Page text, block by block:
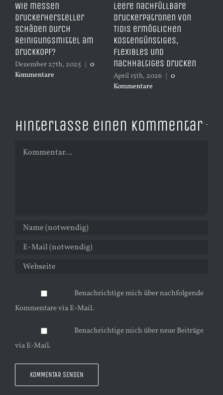
Wie messen
Druckerhersteller
Schäden durch
Reinigungsmittel am
Druckkopf?
Dezember 27th, 2025 | 0
Kommentare
Leere nachfüllbare
Druckerpatronen von
TiDis ermöglichen
kostengünstiges,
flexibles und
nachhaltiges Drucken
April 15th, 2026 | 0
Kommentare
Hinterlasse einen Kommentar
Kommentar
Benachrichtige mich über nachfolgende
Kommentare via E-Mail.
Benachrichtige mich über neue Beiträge
via E-Mail.